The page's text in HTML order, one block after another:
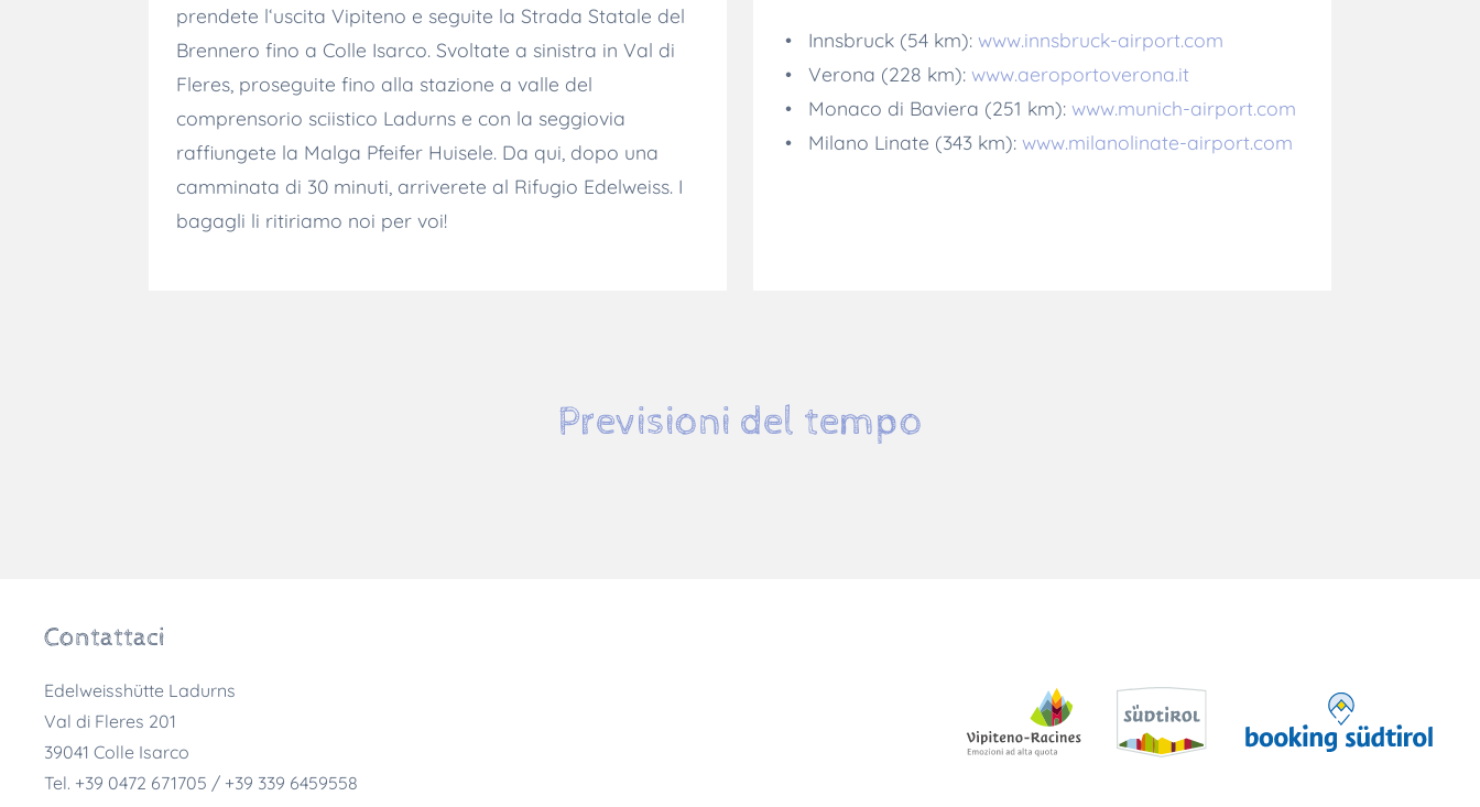
prendete l‘uscita Vipiteno e seguite la Strada Statale del
Brennero fino a Colle Isarco. Svoltate a sinistra in Val di
Fleres, proseguite fino alla stazione a valle del
comprensorio sciistico Ladurns e con la seggiovia
raffiungete la Malga Pfeifer Huisele. Da qui, dopo una
camminata di 30 minuti, arriverete al Rifugio Edelweiss. I
bagagli li ritiriamo noi per voi!
Innsbruck (54 km): www.innsbruck-airport.com
Verona (228 km): www.aeroportoverona.it
Monaco di Baviera (251 km): www.munich-airport.com
Milano Linate (343 km): www.milanolinate-airport.com
Previsioni del tempo
Contattaci
Edelweisshütte Ladurns
Val di Fleres 201
39041 Colle Isarco
Tel. +39 0472 671705 / +39 339 6459558